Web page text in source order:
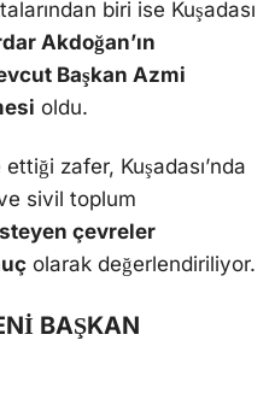
biri ise Kuşadası
Akdoğan’ın
Başkan Azmi
oldu.
zafer, Kuşadası’nda
sivil toplum
çevreler
olarak değerlendiriliyor.
BAŞKAN